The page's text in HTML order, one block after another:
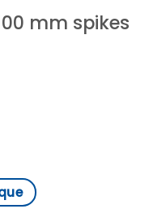
Ajouter
à la
mm spikes